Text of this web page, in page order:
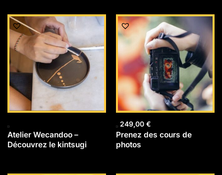
Atelier Wecandoo –
Découvrez le kintsugi
249,00 €
Prenez des cours de
photos